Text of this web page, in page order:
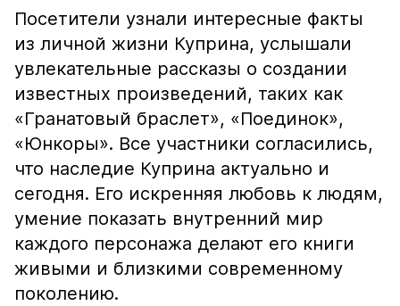
Посетители узнали интересные факты
из личной жизни Куприна, услышали
увлекательные рассказы о создании
известных произведений, таких как
«Гранатовый браслет», «Поединок»,
«Юнкоры». Все участники согласились,
что наследие Куприна актуально и
сегодня. Его искренняя любовь к людям,
умение показать внутренний мир
каждого персонажа делают его книги
живыми и близкими современному
поколению.